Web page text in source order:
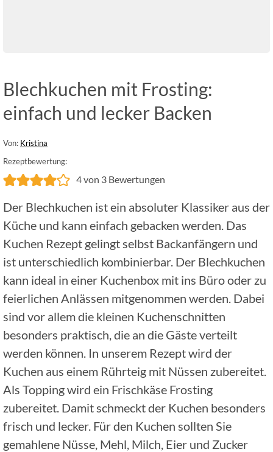
Blechkuchen mit Frosting:
einfach und lecker Backen
Von: Kristina
Rezeptbewertung:
4von 3 Bewertungen
Der Blechkuchen ist ein absoluter Klassiker aus der
Küche und kann einfach gebacken werden. Das
Kuchen Rezept gelingt selbst Backanfängern und
ist unterschiedlich kombinierbar. Der Blechkuchen
kann ideal in einer Kuchenbox mit ins Büro oder zu
feierlichen Anlässen mitgenommen werden. Dabei
sind vor allem die kleinen Kuchenschnitten
besonders praktisch, die an die Gäste verteilt
werden können. In unserem Rezept wird der
Kuchen aus einem Rührteig mit Nüssen zubereitet.
Als Topping wird ein Frischkäse Frosting
zubereitet. Damit schmeckt der Kuchen besonders
frisch und lecker. Für den Kuchen sollten Sie
gemahlene Nüsse, Mehl, Milch, Eier und Zucker